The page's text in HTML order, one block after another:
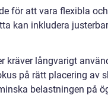
för att vara flexibla
kan inkludera
kräver långvarigt
på rätt placering av
belastningen på